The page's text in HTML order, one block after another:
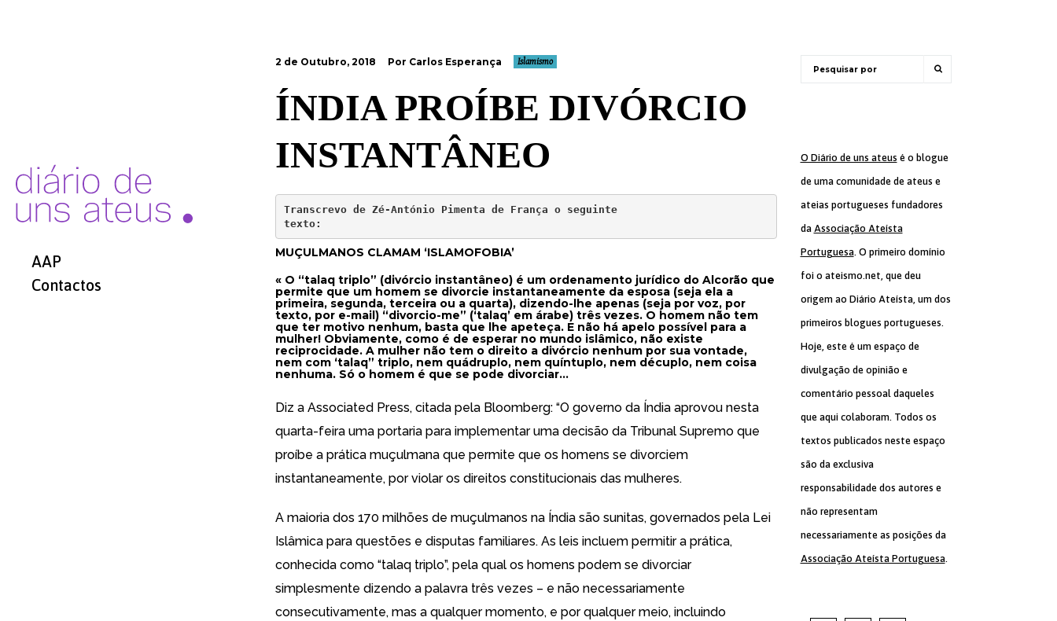
AAP
Contactos
2 de Outubro, 2018 Por Carlos Esperança Islamismo
ÍNDIA PROÍBE DIVÓRCIO
INSTANTÂNEO
Transcrevo de Zé-António Pimenta de França o seguinte
texto:
MUÇULMANOS CLAMAM ‘ISLAMOFOBIA’
« O “talaq triplo” (divórcio instantâneo) é um ordenamento jurídico do Alcorão que
permite que um homem se divorcie instantaneamente da esposa (seja ela a
primeira, segunda, terceira ou a quarta), dizendo-lhe apenas (seja por voz, por
texto, por e-mail) “divorcio-me” (‘talaq’ em árabe) três vezes. O homem não tem
que ter motivo nenhum, basta que lhe apeteça. E não há apelo possível para a
mulher! Obviamente, como é de esperar no mundo islâmico, não existe
reciprocidade. A mulher não tem o direito a divórcio nenhum por sua vontade,
nem com ‘talaq” triplo, nem quádruplo, nem quíntuplo, nem décuplo, nem coisa
nenhuma. Só o homem é que se pode divorciar…
Diz a Associated Press, citada pela Bloomberg: “O governo da Índia aprovou nesta
quarta-feira uma portaria para implementar uma decisão da Tribunal Supremo que
proíbe a prática muçulmana que permite que os homens se divorciem
instantaneamente, por violar os direitos constitucionais das mulheres.
A maioria dos 170 milhões de muçulmanos na Índia são sunitas, governados pela Lei
Islâmica para questões e disputas familiares. As leis incluem permitir a prática,
conhecida como “talaq triplo”, pela qual os homens podem se divorciar
simplesmente dizendo a palavra três vezes – e não necessariamente
consecutivamente, mas a qualquer momento, e por qualquer meio, incluindo
O Diário de uns ateus é o blogue
de uma comunidade de ateus e
ateias portugueses fundadores
da Associação Ateísta
Portuguesa. O primeiro domínio
foi o ateismo.net, que deu
origem ao Diário Ateísta, um dos
primeiros blogues portugueses.
Hoje, este é um espaço de
divulgação de opinião e
comentário pessoal daqueles
que aqui colaboram. Todos os
textos publicados neste espaço
são da exclusiva
responsabilidade dos autores e
não representam
necessariamente as posições da
Associação Ateísta Portuguesa.